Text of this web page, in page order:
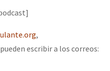
,
escribir a los correos: